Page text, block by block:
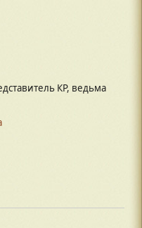
КР, ведьма